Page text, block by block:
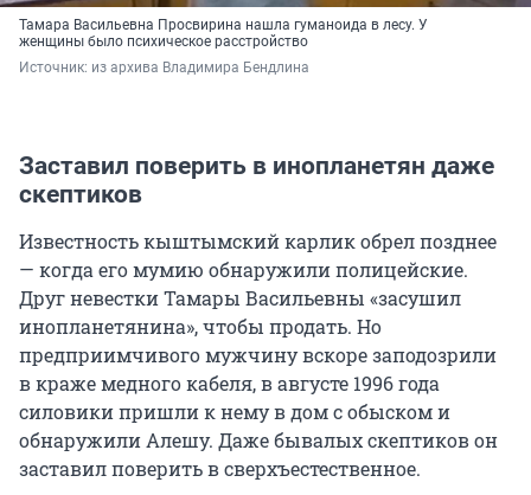
Тамара Васильевна Просвирина нашла гуманоида в лесу. У
женщины было психическое расстройство
Источник: из архива Владимира Бендлина
Заставил поверить в инопланетян даже
скептиков
Известность кыштымский карлик обрел позднее
— когда его мумию обнаружили полицейские.
Друг невестки Тамары Васильевны «засушил
инопланетянина», чтобы продать. Но
предприимчивого мужчину вскоре заподозрили
в краже медного кабеля, в августе 1996 года
силовики пришли к нему в дом с обыском и
обнаружили Алешу. Даже бывалых скептиков он
заставил поверить в сверхъестественное.